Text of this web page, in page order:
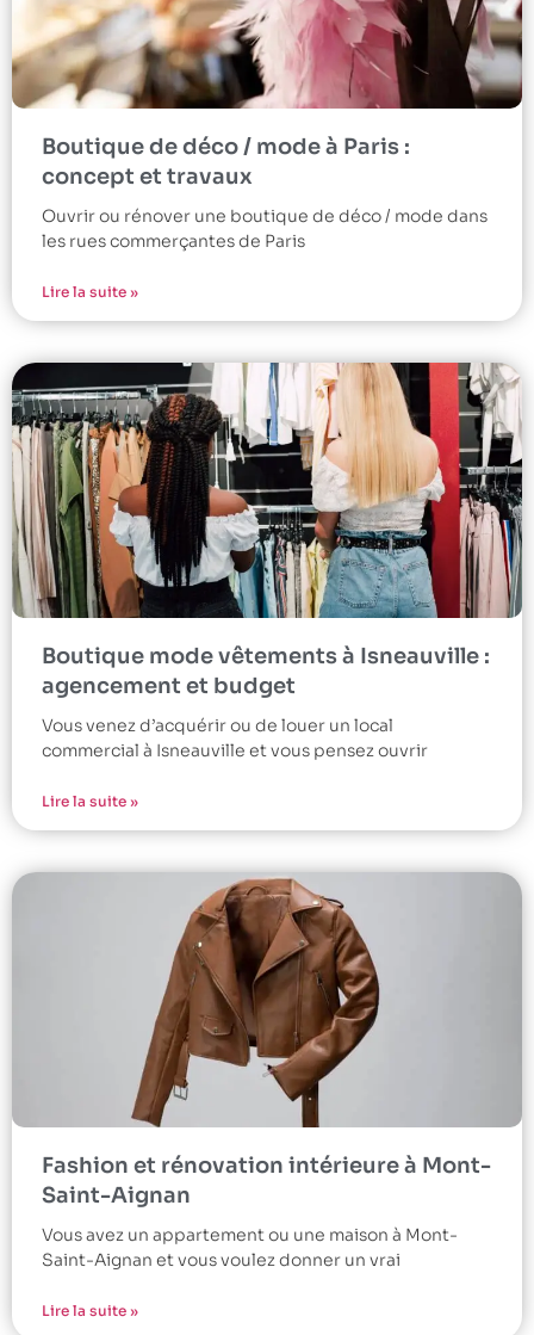
Boutique de déco / mode à Paris :
concept et travaux
Ouvrir ou rénover une boutique de déco / mode dans
les rues commerçantes de Paris
Lire la suite »
Boutique mode vêtements à Isneauville :
agencement et budget
Vous venez d’acquérir ou de louer un local
commercial à Isneauville et vous pensez ouvrir
Lire la suite »
Fashion et rénovation intérieure à Mont-
Saint-Aignan
Vous avez un appartement ou une maison à Mont-
Saint-Aignan et vous voulez donner un vrai
Lire la suite »